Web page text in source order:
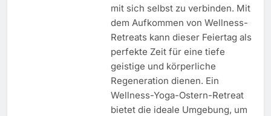
mit sich selbst zu verbinden. Mit
dem Aufkommen von Wellness-
Retreats kann dieser Feiertag als
perfekte Zeit für eine tiefe
geistige und körperliche
Regeneration dienen. Ein
Wellness-Yoga-Ostern-Retreat
bietet die ideale Umgebung, um